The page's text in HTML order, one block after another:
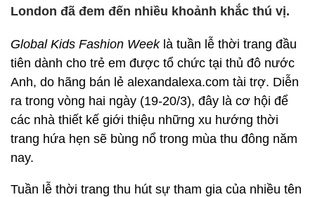
London đã đem đến nhiều khoảnh khắc thú vị.
Global Kids Fashion Week là tuần lễ thời trang đầu
tiên dành cho trẻ em được tổ chức tại thủ đô nước
Anh, do hãng bán lẻ alexandalexa.com tài trợ. Diễn
ra trong vòng hai ngày (19-20/3), đây là cơ hội để
các nhà thiết kế giới thiệu những xu hướng thời
trang hứa hẹn sẽ bùng nổ trong mùa thu đông năm
nay.
Tuần lễ thời trang thu hút sự tham gia của nhiều tên